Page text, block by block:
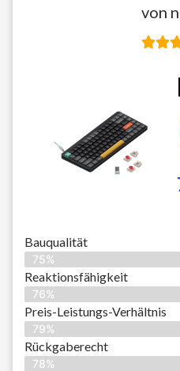
von
Bauqualität
75%
Reaktionsfähigkeit
76%
Preis-Leistungs-Verhältnis
79%
Rückgaberecht
78%